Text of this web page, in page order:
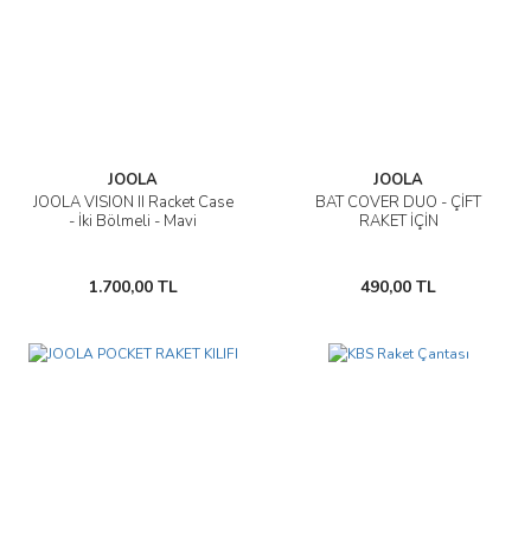
JOOLA
JOOLA VISION II Racket Case
- İki Bölmeli - Mavi
1.700,00 TL
JOOLA
BAT COVER DUO - ÇİFT
RAKET İÇİN
490,00 TL